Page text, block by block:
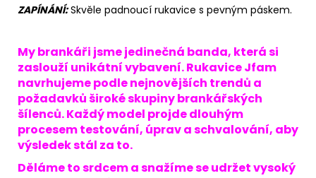
ZAPÍNÁNÍ:Skvěle padnoucí rukavice s pevným páskem.
My brankáři jsme jedinečná banda, která si
zaslouží unikátní vybavení. Rukavice Jfam
navrhujeme podle nejnovějších trendů a
požadavků široké skupiny brankářských
šílenců. Každý model projde dlouhým
procesem testování, úprav a schvalování, aby
výsledek stál za to.
Děláme to srdcem a snažíme se udržet vysoký